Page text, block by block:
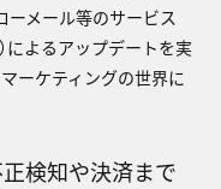
ーメール等のサービス
によるアップデートを実
ーケティングの世界に
検知や決済まで